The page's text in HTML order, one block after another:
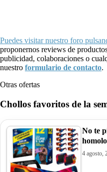
Puedes visitar nuestro foro
proponernos reviews de
publicidad, colaboraciones o
nuestro formulario de contacto.
Otras ofertas
Chollos favoritos de la
No te
4 agosto,